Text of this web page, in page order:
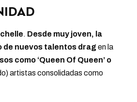
. Desde muy joven, la
de nuevos talentos dragen la
como ‘Queen Of Queen’ o
artistas consolidadas como